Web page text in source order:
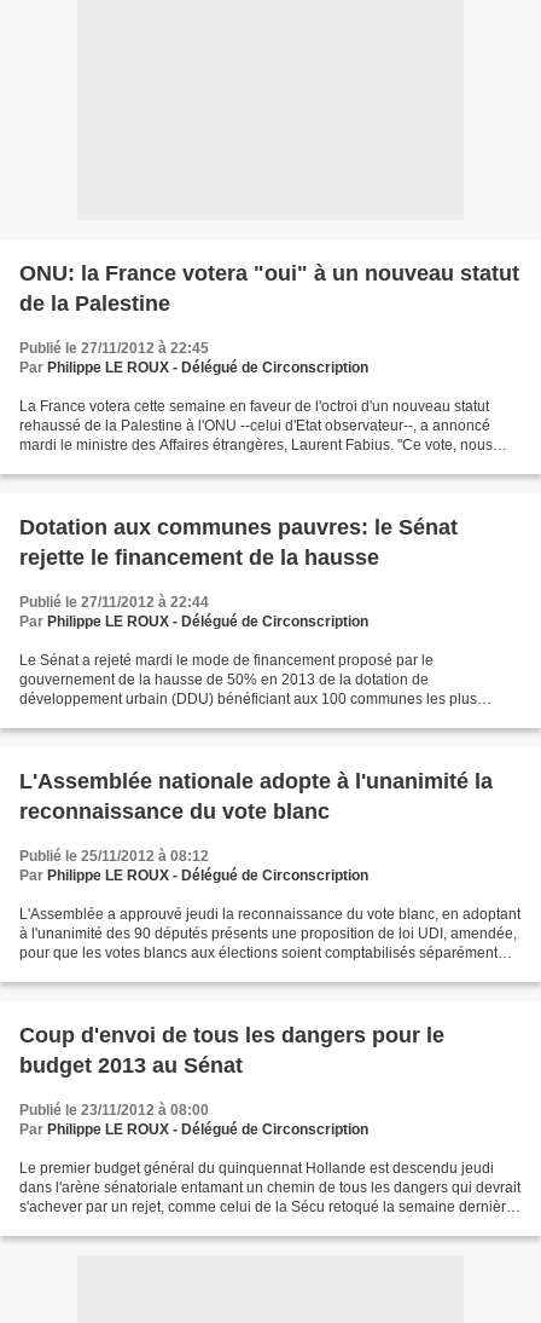
ONU: la France votera "oui" à un nouveau statut
de la Palestine
Publié le 27/11/2012 à 22:45
Par Philippe LE ROUX - Délégué de Circonscription
La France votera cette semaine en faveur de l'octroi d'un nouveau statut
rehaussé de la Palestine à l'ONU --celui d'Etat observateur--, a annoncé
mardi le ministre des Affaires étrangères, Laurent Fabius. "Ce vote, nous
Dotation aux communes pauvres: le Sénat
rejette le financement de la hausse
Publié le 27/11/2012 à 22:44
Par Philippe LE ROUX - Délégué de Circonscription
Le Sénat a rejeté mardi le mode de financement proposé par le
gouvernement de la hausse de 50% en 2013 de la dotation de
développement urbain (DDU) bénéficiant aux 100 communes les plus
L'Assemblée nationale adopte à l'unanimité la
reconnaissance du vote blanc
Publié le 25/11/2012 à 08:12
Par Philippe LE ROUX - Délégué de Circonscription
L'Assemblée a approuvé jeudi la reconnaissance du vote blanc, en adoptant
à l'unanimité des 90 députés présents une proposition de loi UDI, amendée,
pour que les votes blancs aux élections soient comptabilisés séparément
Coup d'envoi de tous les dangers pour le
budget 2013 au Sénat
Publié le 23/11/2012 à 08:00
Par Philippe LE ROUX - Délégué de Circonscription
Le premier budget général du quinquennat Hollande est descendu jeudi
dans l'arène sénatoriale entamant un chemin de tous les dangers qui devrait
s'achever par un rejet, comme celui de la Sécu retoqué la semaine dernière.